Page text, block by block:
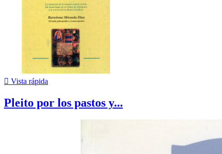
 Vista rápida
Pleito por los pastos y...